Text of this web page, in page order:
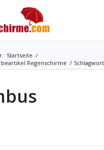
Startseite /
Regenschirme /